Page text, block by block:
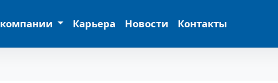
Карьера Новости Контакты